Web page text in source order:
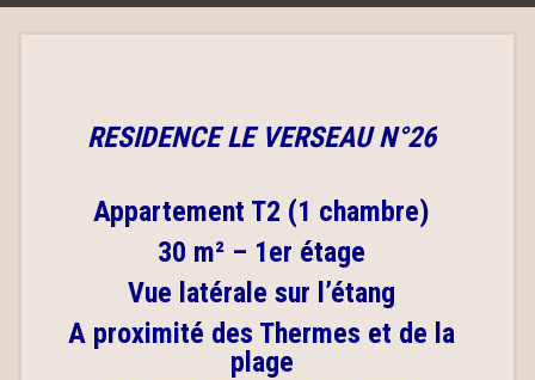
RESIDENCE LE VERSEAU N°26
Appartement T2 (1 chambre)
30 m² – 1er étage
Vue latérale sur l’étang
A proximité des Thermes et de la
plage